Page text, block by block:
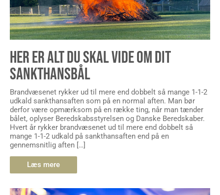
HER ER ALT DU SKAL VIDE OM DIT
SANKTHANSBÅL
Brandvæsenet rykker ud til mere end dobbelt så mange 1-1-2
udkald sankthansaften som på en normal aften. Man bør
derfor være opmærksom på en række ting, når man tænder
bålet, oplyser Beredskabsstyrelsen og Danske Beredskaber.
Hvert år rykker brandvæsenet ud til mere end dobbelt så
mange 1-1-2 udkald på sankthansaften end på en
gennemsnitlig aften […]
Læs mere